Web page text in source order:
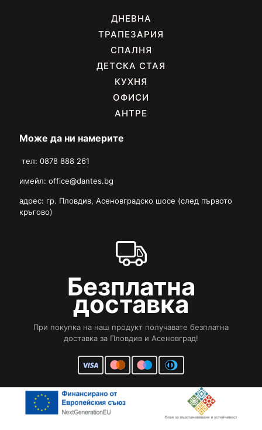
ДНЕВНА
ТРАПЕЗАРИЯ
СПАЛНЯ
ДЕТСКА СТАЯ
КУХНЯ
ОФИСИ
АНТРЕ
Може да ни намерите
тел: 0878 888 261
имейл: office@dantes.bg
адрес: гр. Пловдив, Асеновградско шосе (след първото
кръгово)
Безплатна
доставка
При покупка на наш продукт получавате безплатна
доставка за Пловдив и Асеновград!